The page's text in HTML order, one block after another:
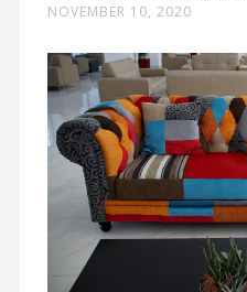
NOVEMBER 10, 2020